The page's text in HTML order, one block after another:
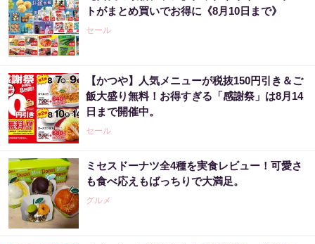
トがまとめ買いでお得に《8月10日まで》
セール
【かつや】人気メニューが税抜150円引き＆ご
飯大盛り無料！お得すぎる「感謝祭」は8月14
日まで開催中。
セール
ミセスドーナツ全4種を実食レビュー！可愛さ
も食べ応えもばっちりで大満足。
グルメ